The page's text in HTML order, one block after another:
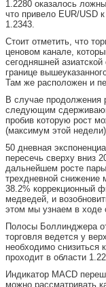
1.2280 оказалось
что привело EUR/USD
1.2343.
Стоит отметить, что
ценовом канале,
сегодняшней
границе
Там же расположен и
В случае продолжения
следующим
пробив которую рост
(максимум этой
50 дневная
пересечь сверху вниз
дальнейшем росте
трехдневной снижение
38.2% коррекционный
медведей, и
этом мы узнаем в ходе
Полосы Боллинджера
торговля ведется у
необходимо снизиться
проходит в области
Индикатор MACD
можно рассматривать